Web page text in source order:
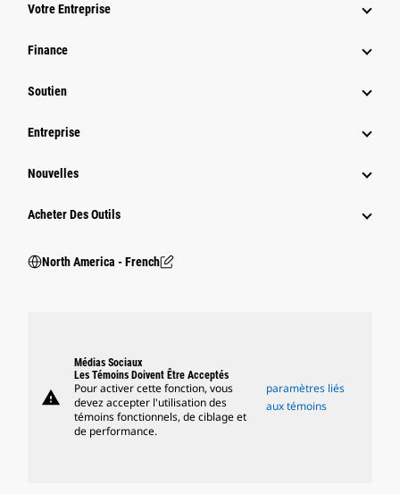
Votre Entreprise
Finance
Soutien
Entreprise
Nouvelles
Acheter Des Outils
North America - French
warning
Médias Sociaux
Les Témoins Doivent Être Acceptés
Pour activer cette fonction, vous
devez accepter l'utilisation des
témoins fonctionnels, de ciblage et
de performance.
paramètres liés
aux témoins